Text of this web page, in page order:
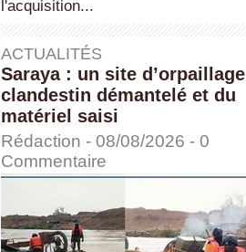
l'acquisition...
ACTUALITÉS
Saraya : un site d’orpaillage
clandestin démantelé et du
matériel saisi
Rédaction - 08/08/2026 - 0
Commentaire